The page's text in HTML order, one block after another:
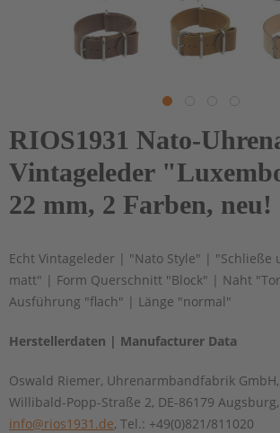
RIOS1931 Nato-
Vintageleder
22 mm, 2 Farben, neu!
Echt Vintageleder | "Nato Style" | "Schließe
matt" | Form Querschnitt "Block" | Naht
Ausführung "flach" | Länge "normal"
Herstellerdaten | Manufacturer Data
Oswald Riemer, Uhrenarmbandfabrik GmbH,
Willibald-Popp-Straße 2, DE-86179 Augsburg,
info@rios1931.de, Tel.: +49(0)821/811020